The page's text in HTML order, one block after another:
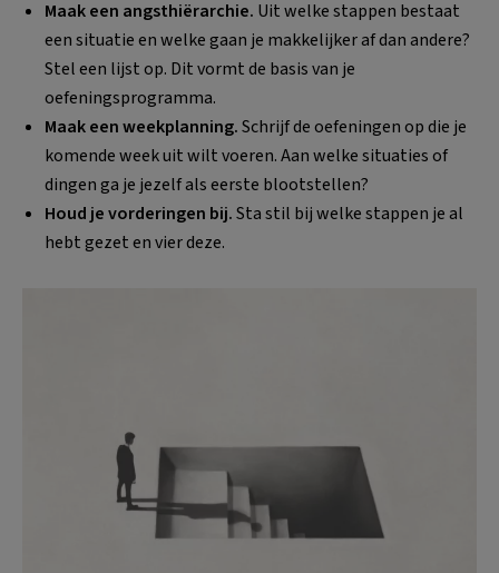
Maak een angsthiërarchie. Uit welke stappen bestaat
een situatie en welke gaan je makkelijker af dan andere?
Stel een lijst op. Dit vormt de basis van je
oefeningsprogramma.
Maak een weekplanning.Schrijf de oefeningen op die je
komende week uit wilt voeren. Aan welke situaties of
dingen ga je jezelf als eerste blootstellen?
Houd je vorderingen bij.Sta stil bij welke stappen je al
hebt gezet en vier deze.